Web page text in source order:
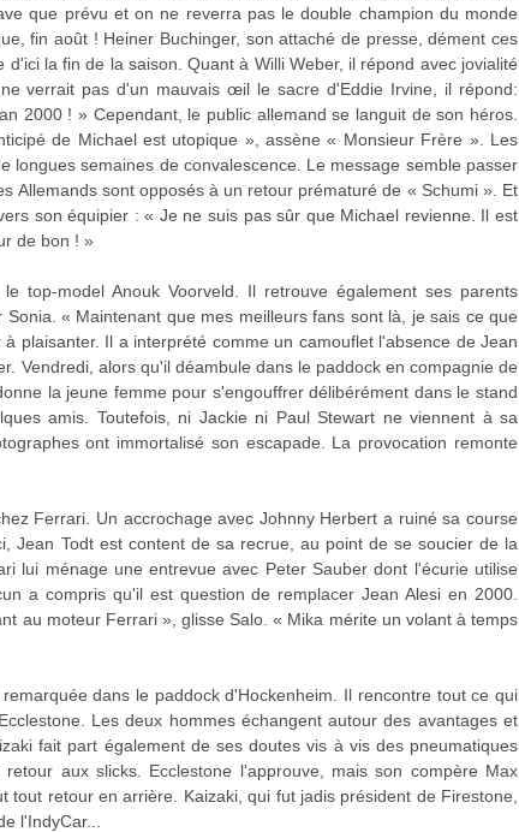
que prévu et on ne reverra pas le double champion du monde
fin août ! Heiner Buchinger, son attaché de presse, dément ces
la fin de la saison. Quant à Willi Weber, il répond avec jovialité
verrait pas d'un mauvais œil le sacre d'Eddie Irvine, il répond:
2000 ! » Cependant, le public allemand se languit de son héros.
de Michael est utopique », assène « Monsieur Frère ». Les
semaines de convalescence. Le message semble passer
Allemands sont opposés à un retour prématuré de « Schumi ». Et
son équipier : « Je ne suis pas sûr que Michael revienne. Il est
de bon ! »
top-model Anouk Voorveld. Il retrouve également ses parents
« Maintenant que mes meilleurs fans sont là, je sais ce que
plaisanter. Il a interprété comme un camouflet l'absence de Jean
Vendredi, alors qu'il déambule dans le paddock en compagnie de
la jeune femme pour s'engouffrer délibérément dans le stand
amis. Toutefois, ni Jackie ni Paul Stewart ne viennent à sa
ont immortalisé son escapade. La provocation remonte
Ferrari. Un accrochage avec Johnny Herbert a ruiné sa course
Jean Todt est content de sa recrue, au point de se soucier de la
lui ménage une entrevue avec Peter Sauber dont l'écurie utilise
a compris qu'il est question de remplacer Jean Alesi en 2000.
au moteur Ferrari », glisse Salo. « Mika mérite un volant à temps
dans le paddock d'Hockenheim. Il rencontre tout ce qui
Les deux hommes échangent autour des avantages et
fait part également de ses doutes vis à vis des pneumatiques
aux slicks. Ecclestone l'approuve, mais son compère Max
retour en arrière. Kaizaki, qui fut jadis président de Firestone,
l'IndyCar...